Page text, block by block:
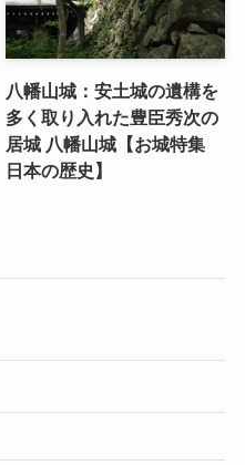
八幡山城：安土城の遺構を
多く取り入れた豊臣秀次の
居城 八幡山城【お城特集
日本の歴史】